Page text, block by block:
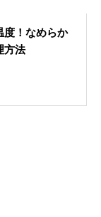
度！なめらか
方法